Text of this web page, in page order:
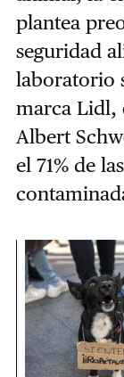
plantea
seguridad
laboratorio
marca Lidl,
Albert
el 71% de